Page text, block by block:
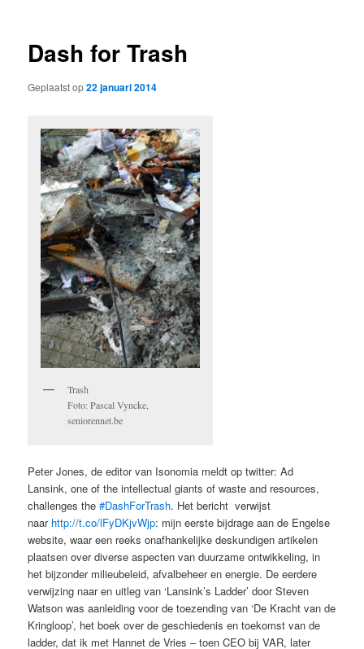
Dash for Trash
Geplaatst op22 januari 2014
Trash
Foto: Pascal Vyncke,
seniorennet.be
Peter Jones, de editor van Isonomia meldt op twitter: Ad
Lansink, one of the intellectual giants of waste and resources,
challenges the#DashForTrash. Het bericht verwijst
naar http://t.co/lFyDKjvWjp: mijn eerste bijdrage aan de Engelse
website, waar een reeks onafhankelijke deskundigen artikelen
plaatsen over diverse aspecten van duurzame ontwikkeling, in
het bijzonder milieubeleid, afvalbeheer en energie. De eerdere
verwijzing naar en uitleg van ‘Lansink’s Ladder’ door Steven
Watson was aanleiding voor de toezending van ‘De Kracht van de
Kringloop’, het boek over de geschiedenis en toekomst van de
ladder, dat ik met Hannet de Vries – toen CEO bij VAR, later